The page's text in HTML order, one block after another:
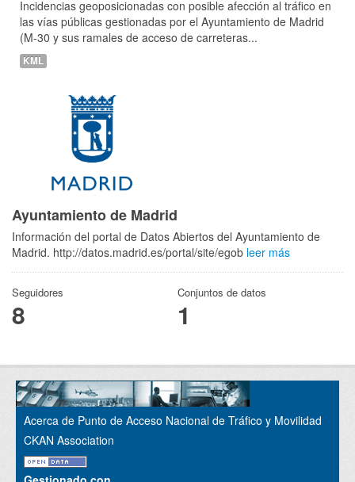
Incidencias geoposicionadas con posible afección al tráfico en
las vías públicas gestionadas por el Ayuntamiento de Madrid
(M-30 y sus ramales de acceso de carreteras...
KML
Ayuntamiento de Madrid
Información del portal de Datos Abiertos del Ayuntamiento de
Madrid. http://datos.madrid.es/portal/site/egob leer más
Seguidores
8
Conjuntos de datos
1
Acerca de Punto de Acceso Nacional de Tráfico y Movilidad
CKAN Association